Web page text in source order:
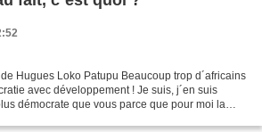
Hugues Loko Patupu Beaucoup trop d´africains
avec développement ! Je suis, j´en suis
démocrate que vous parce que pour moi la